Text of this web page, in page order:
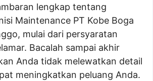
lengkap tentang
Maintenance PT Kobe Boga
mulai dari persyaratan
Bacalah sampai akhir
Anda tidak melewatkan detail
meningkatkan peluang Anda.